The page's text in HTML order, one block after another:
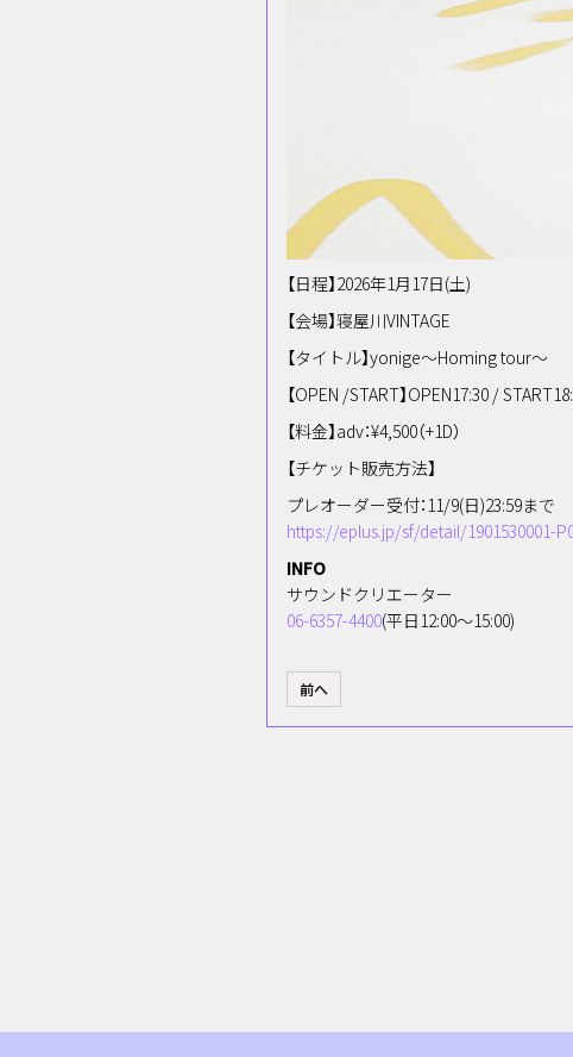
【日程】2026年1月17日(土)
【会場】寝屋川VINTAGE
【タイトル】yonige〜Homing tour〜
【OPEN /START】OPEN17:30 /
【料金】adv：¥4,500（+1D）
【チケット販売方法】
プレオーダー受付：11/9(日)23:59まで
https://eplus.jp/sf/detail/1901530001-
INFO
サウンドクリエーター
06-6357-4400(平日12:00〜15:00)
前へ